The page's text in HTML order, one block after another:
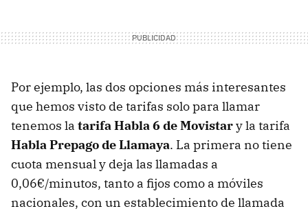
Por ejemplo, las dos opciones más interesantes
que hemos visto de tarifas solo para llamar
tenemos la tarifa Habla 6 de Movistary la tarifa
Habla Prepago de Llamaya. La primera no tiene
cuota mensual y deja las llamadas a
0,06€/minutos, tanto a fijos como a móviles
nacionales, con un establecimiento de llamada